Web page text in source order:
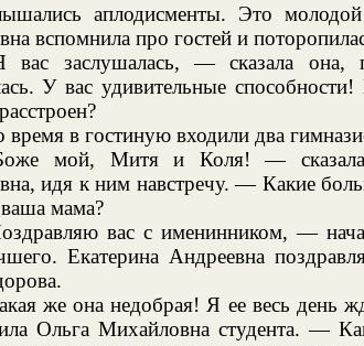
аплодисменты. Это
вспомнила про гостей и
заслушалась, — сказала
У вас удивительные
время в гостиную входили два
мой, Митя и Коля! — сказала
идя к ним навстречу. — Какие
мама?
вас с именинником, —
Екатерина Андреевна
же она недобрая! Я ее весь день
Ольга Михайловна студента. —